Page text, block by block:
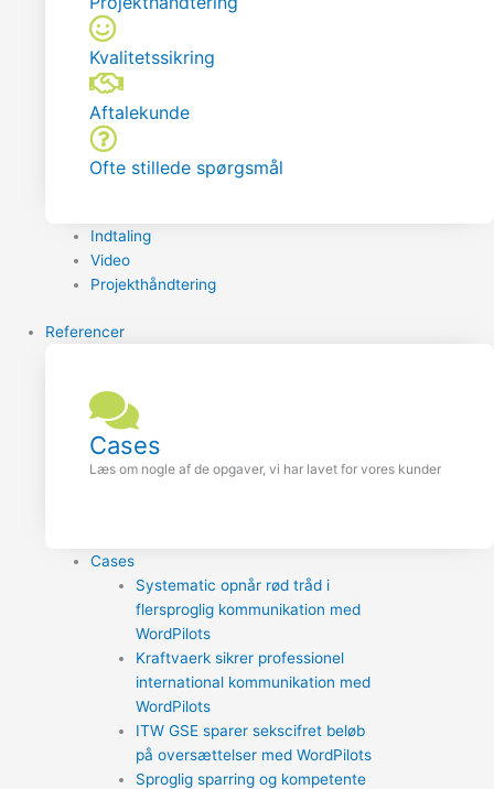
Kvalitetssikring
Aftalekunde
Ofte stillede spørgsmål
Indtaling
Video
Projekthåndtering
Referencer
Cases
Læs om nogle af de opgaver, vi har lavet for vores kunder
Cases
Systematic opnår rød tråd i
flersproglig kommunikation med
WordPilots
Kraftvaerk sikrer professionel
international kommunikation med
WordPilots
ITW GSE sparer sekscifret beløb
på oversættelser med WordPilots
Sproglig sparring og kompetente